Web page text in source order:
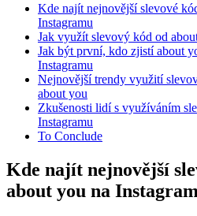
Kde najít nejnovější slevové
Instagramu
Jak využít slevový kód od
Jak být první, kdo zjistí about
Instagramu
Nejnovější trendy využití
about you
Zkušenosti lidí s využíváním
Instagramu
To Conclude
Kde najít nejnovější
about you na